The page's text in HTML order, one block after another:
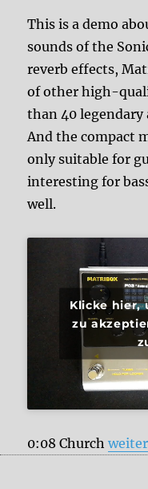
This is a demo
sounds of the
reverb effects,
of other high-
than 40
And the compact
only suitable for
interesting for
well.
Klicke hier,
zu
0:08 Church